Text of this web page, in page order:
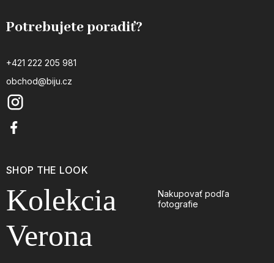
Potrebujete poradiť?
+421 222 205 981
obchod@biju.cz
SHOP THE LOOK
Kolekcia
Verona
Nakupovať podľa
fotografie